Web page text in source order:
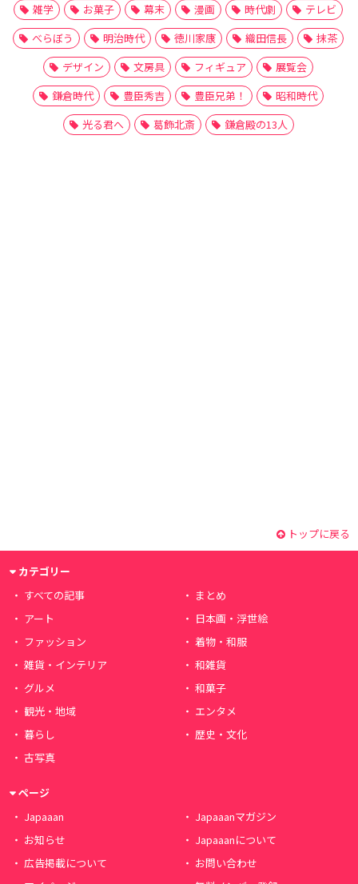
雑学
お菓子 幕末 漫画 時代劇
テレビ
べらぼう
明治時代 徳川家康 織田信長
抹茶
デザイン
文房具 フィギュア
展覧会
鎌倉時代
豊臣秀吉 豊臣兄弟！
昭和時代
光る君へ
葛飾北斎 鎌倉殿の13人
トップに戻る
カテゴリー
すべての記事
まとめ
アート
日本画・浮世絵
ファッション
着物・和服
雑貨・インテリア
和雑貨
グルメ
和菓子
観光・地域
エンタメ
暮らし
歴史・文化
古写真
ページ
Japaaan
Japaaanマガジン
お知らせ
Japaaanについて
広告掲載について
お問い合わせ